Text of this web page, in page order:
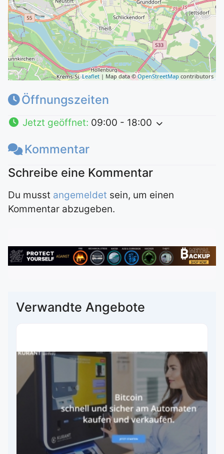
Leaflet | Map data ©OpenStreetMap contributors
Öffnungszeiten
Jetzt geöffnet: 09:00 - 18:00
Kommentar
Du musst angemeldet sein, um einen
Kommentar abzugeben.
Verwandte Angebote